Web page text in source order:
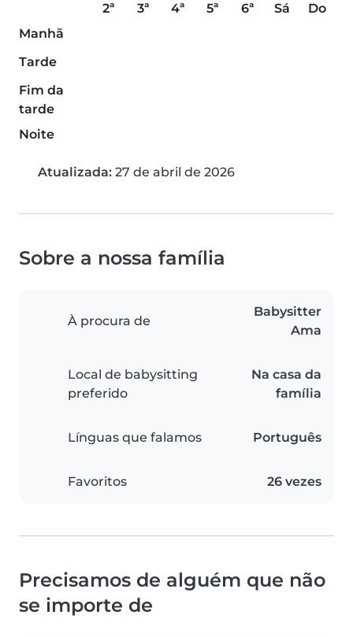
2ª 3ª 4ª 5ª 6ª Sá
Do
Manhã
Tarde
Fim da
tarde
Noite
Atualizada: 27 de abril de 2026
Sobre a nossa família
À procura de
Babysitter
Ama
Local de babysitting
preferido
Na casa da
família
Línguas que falamos Português
Favoritos 26 vezes
Precisamos de alguém que não
se importe de